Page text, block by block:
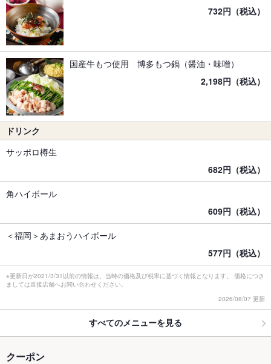
732円（税込）
国産牛もつ使用 博多もつ鍋（醤油・味噌）
2,198円（税込）
ドリンク
サッポロ樽生
682円（税込）
角ハイボール
609円（税込）
＜福岡＞あまおうハイボール
577円（税込）
※更新日が2021/3/31以前の情報は、当時の価格及び税率に基づく情報となります。 価格につき
ましては直接店舗へお問い合わせください。
2026/08/07 更新
すべてのメニューを見る
クーポン